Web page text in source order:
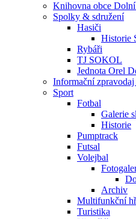
Knihovna obce
Spolky & sdružení
Hasiči
Historie
Rybáři
TJ SOKOL
Jednota Orel
Informační
Sport
Fotbal
Galerie
Historie
Pumptrack
Futsal
Volejbal
Archiv
Multifunkční
Turistika